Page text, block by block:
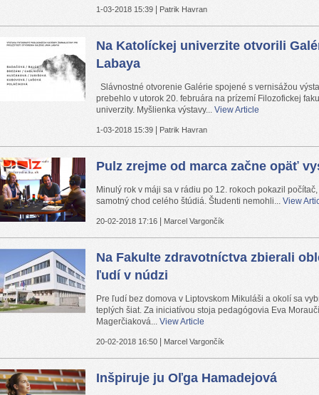
1-03-2018 15:39 Patrik Havran
Na Katolíckej univerzite otvorili
Labaya
Slávnostné otvorenie Galérie spojené s vernisážou
prebehlo v utorok 20. februára na prízemí Filozofickej
univerzity. Myšlienka výstavy... View Article
1-03-2018 15:39 Patrik Havran
Pulz zrejme od marca začne opäť
Minulý rok v máji sa v rádiu po 12. rokoch pokazil
samotný chod celého štúdiá. Študenti nemohli... View
20-02-2018 17:16 Marcel Vargončík
Na Fakulte zdravotníctva zbierali
ľudí v núdzi
Pre ľudí bez domova v Liptovskom Mikuláši a okolí sa
teplých šiat. Za iniciatívou stoja pedagógovia Eva
Magerčiaková... View Article
20-02-2018 16:50 Marcel Vargončík
Inšpiruje ju Oľga Hamadejová